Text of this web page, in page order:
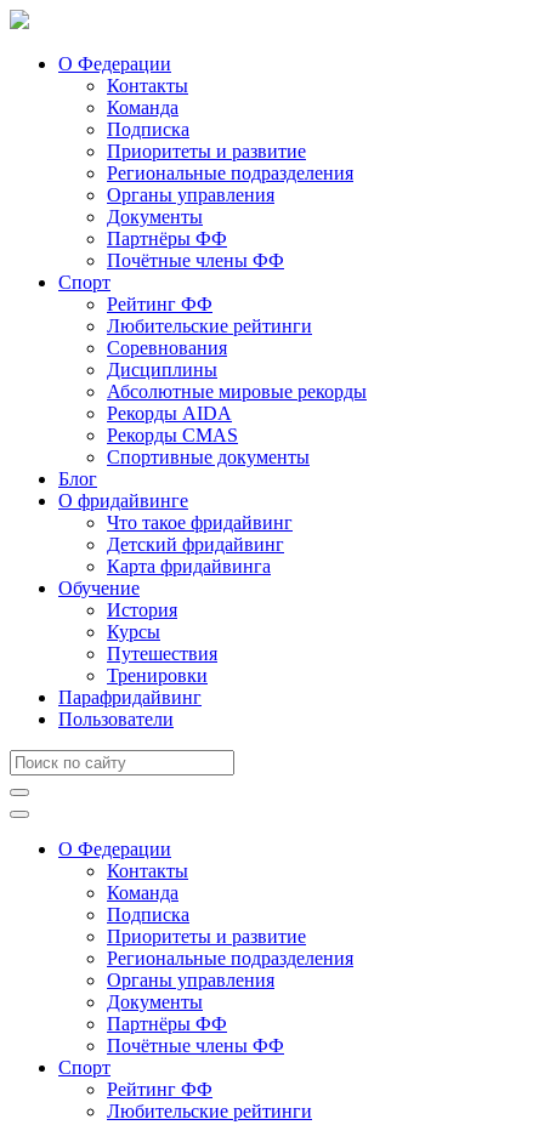
О Федерации
Контакты
Команда
Подписка
Приоритеты и развитие
Региональные подразделения
Органы управления
Документы
Партнёры ФФ
Почётные члены ФФ
Спорт
Рейтинг ФФ
Любительские рейтинги
Соревнования
Дисциплины
Абсолютные мировые рекорды
Рекорды AIDA
Рекорды CMAS
Спортивные документы
Блог
О фридайвинге
Что такое фридайвинг
Детский фридайвинг
Карта фридайвинга
Обучение
История
Курсы
Путешествия
Тренировки
Парафридайвинг
Пользователи
О Федерации
Контакты
Команда
Подписка
Приоритеты и развитие
Региональные подразделения
Органы управления
Документы
Партнёры ФФ
Почётные члены ФФ
Спорт
Рейтинг ФФ
Любительские рейтинги